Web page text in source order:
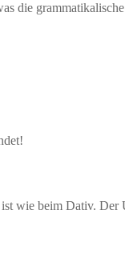
die
wie beim Dativ.